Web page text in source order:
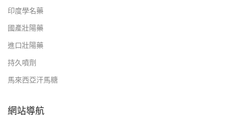
印度學名藥
國產壯陽藥
進口壯陽藥
持久噴劑
馬來西亞汗馬糖
網站導航